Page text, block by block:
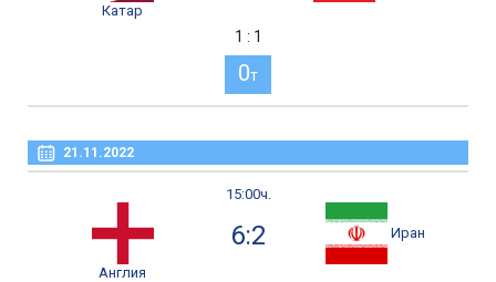
Катар
1 : 1
0т
21.11.2022
15:00ч.
Англия
6:2 Иран